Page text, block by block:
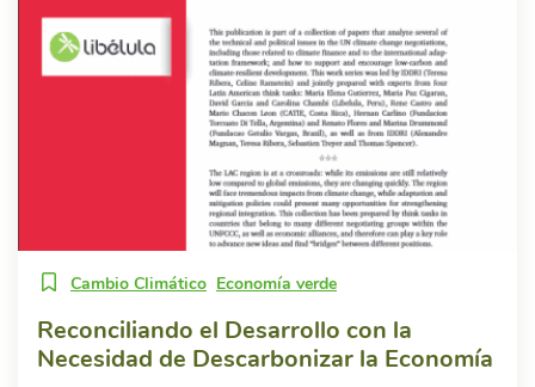
Cambio Climático Economía verde
Reconciliando el Desarrollo con la
Necesidad de Descarbonizar la Economía